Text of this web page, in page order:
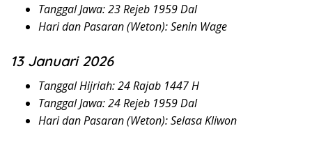
Tanggal Jawa: 23 Rejeb 1959 Dal
Hari dan Pasaran (Weton): Senin Wage
13 Januari 2026
Tanggal Hijriah: 24 Rajab 1447 H
Tanggal Jawa: 24 Rejeb 1959 Dal
Hari dan Pasaran (Weton): Selasa Kliwon